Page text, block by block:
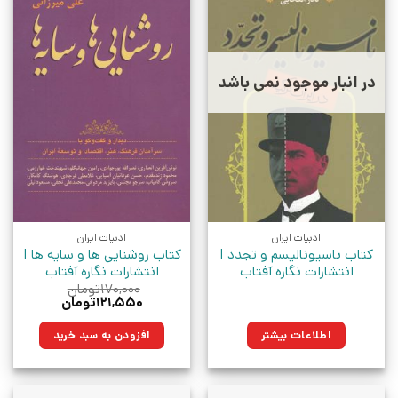
در انبار موجود نمی باشد
ادبیات ایران
کتاب ناسیونالیسم و تجدد |
انتشارات نگاره آفتاب
اطلاعات بیشتر
ادبیات ایران
کتاب روشنایی ها و سایه ها |
انتشارات نگاره آفتاب
۱۷۰,۰۰۰تومان
قیمت
۱۷۰,۰۰۰تومان
بود.
۱۲۱,۵۵۰تومان
۱۲۱,۵۵۰تومان.افزودن به سبد خرید